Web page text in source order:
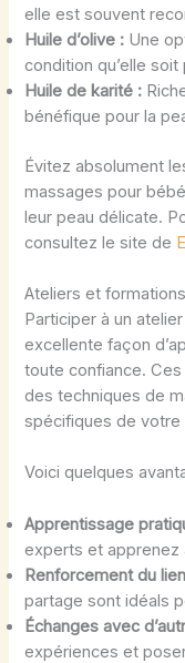
elle est souvent
Huile d’olive : Une
condition qu’elle soit
Huile de karité :
bénéfique pour la
Évitez absolument
massages pour
leur peau délicate.
consultez le site de
Ateliers et
Participer à un
excellente façon
toute confiance.
des techniques de
spécifiques de votre
Voici quelques
Apprentissage
experts et
Renforcement du
partage sont idéals
Échanges avec
expériences et